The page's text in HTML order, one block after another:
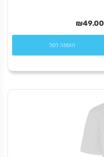
₪49.00
הוספה לסל